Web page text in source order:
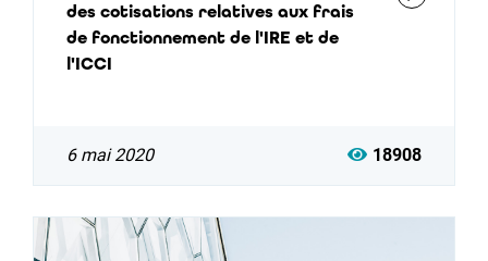
des cotisations relatives aux frais
de fonctionnement de l'IRE et de
l'ICCI
6 mai 2020 18908